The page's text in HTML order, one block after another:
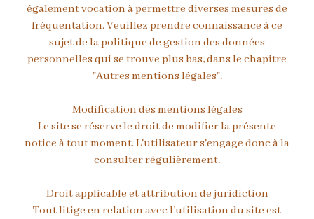
également vocation à permettre diverses mesures de
fréquentation. Veuillez prendre connaissance à ce
sujet de la politique de gestion des données
personnelles qui se trouve plus bas, dans le chapitre
"Autres mentions légales".
Modification des mentions légales
Le site se réserve le droit de modifier la présente
notice à tout moment. L'utilisateur s'engage donc à la
consulter régulièrement.
Droit applicable et attribution de juridiction
Tout litige en relation avec l’utilisation du site est